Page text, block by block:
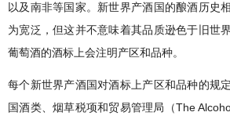
以及南非等国家。新世界产酒国的酿酒历史
为宽泛 ，但这并不意味着其品质逊色于旧世
葡萄酒的酒标上会注明产区和品种。
每个新世界产酒国对酒标上产区和品种的规
国酒类、烟草税项和贸易管理局（The